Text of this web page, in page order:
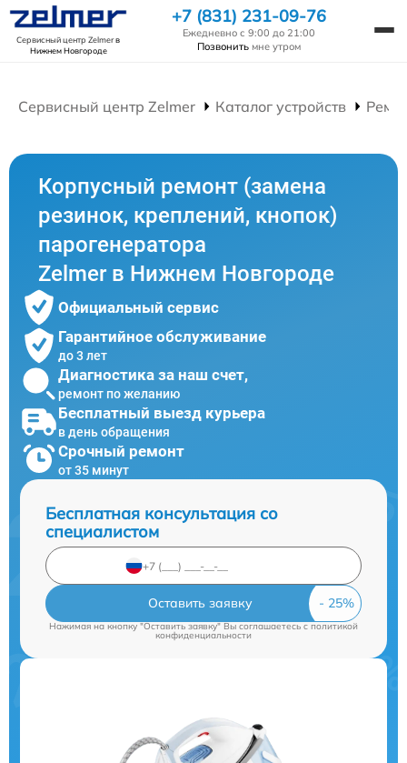
Сервисный центр Zelmerв
Нижнем Новгороде
+7 (831) 231-09-76
Ежедневно с 9:00 до 21:00
Позвонить мне утром
Сервисный центр Zelmer Каталог устройств
Корпусный ремонт (замена
резинок, креплений, кнопок)
парогенератора
Zelmer в Нижнем Новгороде
Официальный сервис
Гарантийное обслуживание
до 3 лет
Диагностика за наш счет,
ремонт по желанию
Бесплатный выезд курьера
в день обращения
Срочный ремонт
от 35 минут
Бесплатная консультация со
специалистом
Оставить заявку
Нажимая на кнопку "Оставить заявку" Вы соглашаетесь c политикой
конфиденциальности